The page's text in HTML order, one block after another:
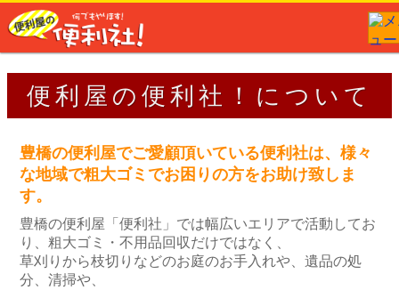
便利屋の便利社！について
豊橋の便利屋でご愛顧頂いている便利社は、様々
な地域で粗大ゴミでお困りの方をお助け致しま
す。
豊橋の便利屋「便利社」では幅広いエリアで活動してお
り、粗大ゴミ・不用品回収だけではなく、
草刈りから枝切りなどのお庭のお手入れや、遺品の処
分、清掃や、